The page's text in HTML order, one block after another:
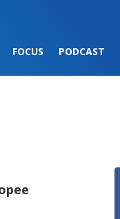
FOCUS PODCAST